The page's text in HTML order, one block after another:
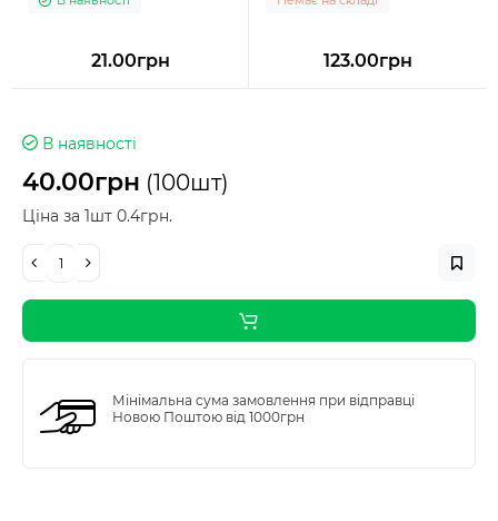
21.00грн 123.00грн
В наявності
40.00грн (100шт)
Ціна за 1шт 0.4грн.
Мінімальна сума замовлення при відправці
Новою Поштою від 1000грн